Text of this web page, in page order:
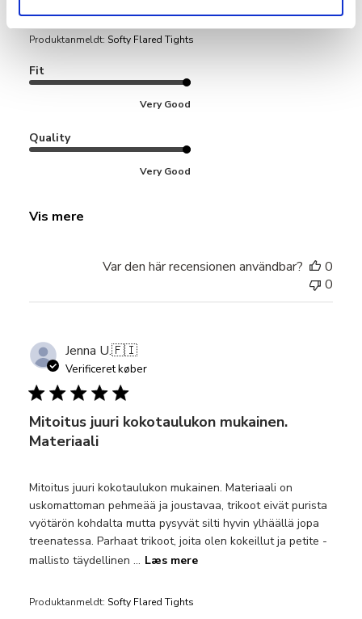
Produktanmeldt: Softy Flared Tights
Fit
Very Good
Quality
Very Good
Vis mere
Var den här recensionen användbar?
0
0
Jenna U.🇫🇮
Verificeret køber
Mitoitus juuri kokotaulukon mukainen.
Materiaali
Mitoitus juuri kokotaulukon mukainen. Materiaali on
uskomattoman pehmeää ja joustavaa, trikoot eivät purista
vyötärön kohdalta mutta pysyvät silti hyvin ylhäällä jopa
treenatessa. Parhaat trikoot, joita olen kokeillut ja petite -
mallisto täydellinen ... Læs mere
Produktanmeldt: Softy Flared Tights